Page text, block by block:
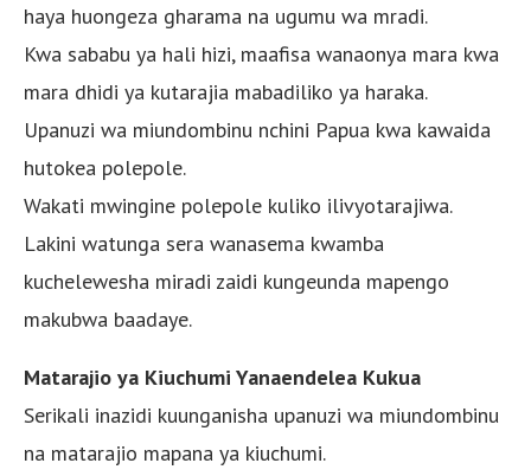
haya huongeza gharama na ugumu wa mradi.
Kwa sababu ya hali hizi, maafisa wanaonya mara kwa
mara dhidi ya kutarajia mabadiliko ya haraka.
Upanuzi wa miundombinu nchini Papua kwa kawaida
hutokea polepole.
Wakati mwingine polepole kuliko ilivyotarajiwa.
Lakini watunga sera wanasema kwamba
kuchelewesha miradi zaidi kungeunda mapengo
makubwa baadaye.
Matarajio ya Kiuchumi Yanaendelea Kukua
Serikali inazidi kuunganisha upanuzi wa miundombinu
na matarajio mapana ya kiuchumi.